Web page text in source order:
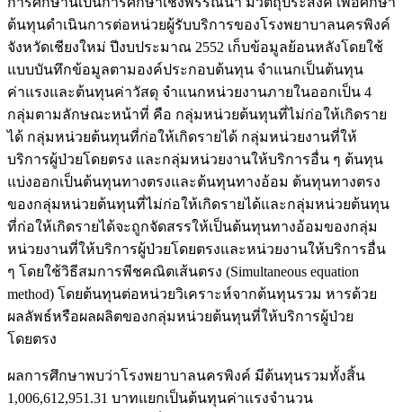
ต้นทุนดำเนินการต่อหน่วยผู้รับบริการของโรงพยาบาลนครพิงค์
จังหวัดเชียงใหม่ ปีงบประมาณ 2552 เก็บข้อมูลย้อนหลังโดยใช้
แบบบันทึกข้อมูลตามองค์ประกอบต้นทุน จำแนกเป็นต้นทุน
ค่าแรงและต้นทุนค่าวัสดุ จำแนกหน่วยงานภายในออกเป็น 4
กลุ่มตามลักษณะหน้าที่ คือ กลุ่มหน่วยต้นทุนที่ไม่ก่อให้เกิดราย
ได้ กลุ่มหน่วยต้นทุนที่ก่อให้เกิดรายได้ กลุ่มหน่วยงานที่ให้
บริการผู้ป่วยโดยตรง และกลุ่มหน่วยงานให้บริการอื่น ๆ ต้นทุน
แบ่งออกเป็นต้นทุนทางตรงและต้นทุนทางอ้อม ต้นทุนทางตรง
ของกลุ่มหน่วยต้นทุนที่ไม่ก่อให้เกิดรายได้และกลุ่มหน่วยต้นทุน
ที่ก่อให้เกิดรายได้จะถูกจัดสรรให้เป็นต้นทุนทางอ้อมของกลุ่ม
หน่วยงานที่ให้บริการผู้ป่วยโดยตรงและหน่วยงานให้บริการอื่น
ๆ โดยใช้วิธีสมการพีชคณิตเส้นตรง (Simultaneous equation
method) โดยต้นทุนต่อหน่วยวิเคราะห์จากต้นทุนรวม หารด้วย
ผลลัพธ์หรือผลผลิตของกลุ่มหน่วยต้นทุนที่ให้บริการผู้ป่วย
โดยตรง
ผลการศึกษาพบว่าโรงพยาบาลนครพิงค์ มีต้นทุนรวมทั้งสิ้น
1,006,612,951.31 บาทแยกเป็นต้นทุนค่าแรงจำนวน